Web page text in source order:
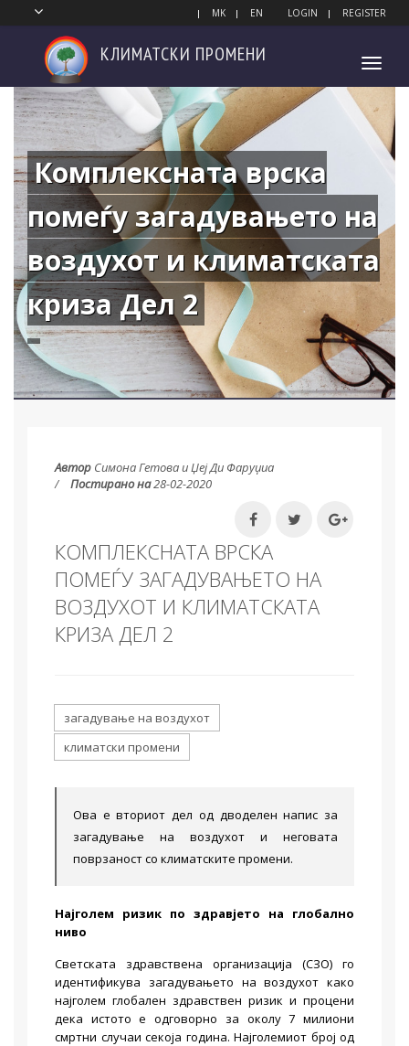
MK EN LOGIN REGISTER
Toggle
КЛИМАТСКИ ПРОМЕНИ
Комплексната врска
помеѓу загадувањето на
воздухот и климатската
криза Дел 2
Автор Симона Гетова и Џеј Ди Фаруџиа
Постирано на28-02-2020
КОМПЛЕКСНАТА ВРСКА
ПОМЕЃУ ЗАГАДУВАЊЕТО НА
ВОЗДУХОТ И КЛИМАТСКАТА
КРИЗА ДЕЛ 2
загадување на воздухот
климатски промени
Ова е вториот дел од дводелен напис за
загадување на воздухот и неговата
поврзаност со климатските промени.
Најголем ризик по здравјето на глобално
ниво
Светската здравствена организација (СЗО) го
идентификува загадувањето на воздухот како
најголем глобален здравствен ризик и процени
дека истото е одговорно за околу 7 милиони
смртни случаи секоја година. Најголемиот број од